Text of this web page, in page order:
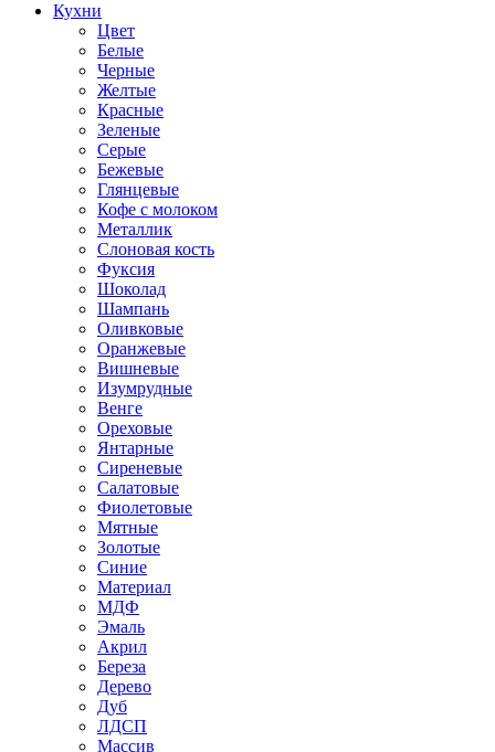
Кухни
Цвет
Белые
Черные
Желтые
Красные
Зеленые
Серые
Бежевые
Глянцевые
Кофе с молоком
Металлик
Слоновая кость
Фуксия
Шоколад
Шампань
Оливковые
Оранжевые
Вишневые
Изумрудные
Венге
Ореховые
Янтарные
Сиреневые
Салатовые
Фиолетовые
Мятные
Золотые
Синие
Материал
МДФ
Эмаль
Акрил
Береза
Дерево
Дуб
ЛДСП
Массив